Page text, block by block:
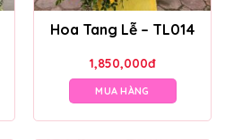
Hoa Tang Lễ – TL014
1,850,000đ
MUA HÀNG